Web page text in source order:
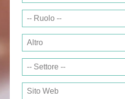
Job responsibility
Other
Sector
Website